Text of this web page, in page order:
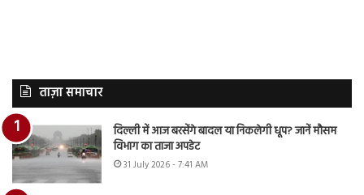
ताज़ा समाचार
दिल्ली में आज बरसेंगे बादल या निकलेगी धूप? जानें मौसम
विभाग का ताजा अपडेट
31 July 2026 - 7:41 AM